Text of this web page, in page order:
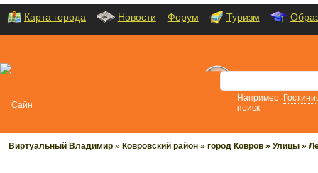
Карта города Новости Форум Туризм
Например:
поиск
Виртуальный Владимир » Ковровский район » город Ковров » Улицы »